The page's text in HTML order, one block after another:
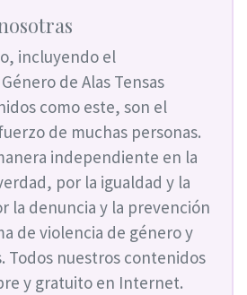
incluyendo el
de Alas Tensas
como este, son el
de muchas personas.
independiente en la
por la igualdad y la
la denuncia y la prevención
de violencia de género y
Todos nuestros contenidos
y gratuito en Internet.